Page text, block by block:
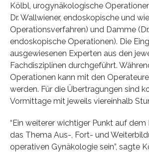
Kölbl, urogynäkologische
Dr. Wallwiener, endoskopische und
Operationsverfahren) und Damme
endoskopische Operationen). Die
ausgewiesenen Experten aus den
Fachdisziplinen durchgeführt.
Operationen kann mit den
werden. Für die Übertragungen sind
Vormittage mit jeweils viereinhalb
“Ein weiterer wichtiger Punkt auf dem
das Thema Aus-, Fort- und
operativen Gynäkologie sein”, sagte